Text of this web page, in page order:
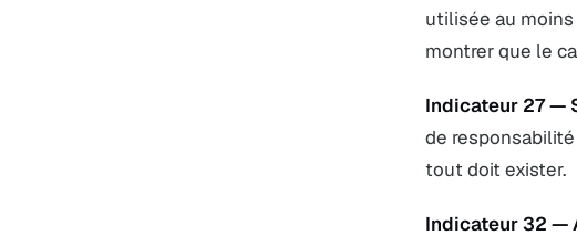
utilisée au moins
montrer que le
Indicateur 27 —
de
tout doit exister.
Indicateur 32 —